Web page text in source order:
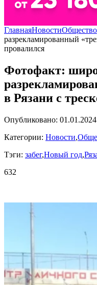
ГлавнаяНовостиОбщество
разрекламированный
провалился
Фотофакт:
в Рязани с
Опубликовано: 01.01.2024
Категории: Новости,
Тэги: забег,Новый год,
632